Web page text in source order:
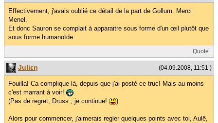
Effectivement, j'avais oublié ce détail de la part de Gollum. Merci
Menel.
Et donc Sauron se complait à apparaitre sous forme d'un œil plutôt que
sous forme humanoïde.
Quote
(04.09.2008, 11:51 )
Juliεη
Fouilla! Ca complique là, depuis que j'ai posté ce truc! Mais au moins
c'est marrant à voir!
(Pas de regret, Druss ; je continue!
)
Alors pour commencer, j'aimerais regler quelques points avec toi, Aulë,